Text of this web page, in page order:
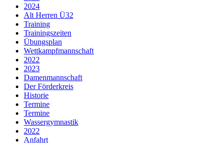
2024
Alt Herren Ü32
Training
Trainingszeiten
Übungsplan
Wettkampfmannschaft
2022
2023
Damenmannschaft
Der Förderkreis
Historie
Termine
Termine
Wassergymnastik
2022
Anfahrt